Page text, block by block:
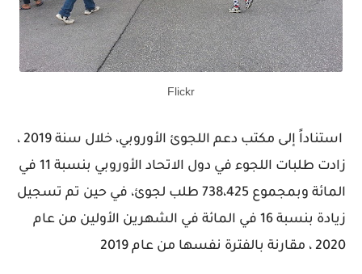
Flickr
استناداً إلى مكتب دعم اللجوئ الأوروبي، خلال سنة 2019 ،
زادت طلبات اللجوء في دول الاتحاد الأوروبي بنسبة 11 في
المائة وبمجموع 738،425 طلب لجوئ، في حين تم تسجيل
زيادة بنسبة 16 في المائة في الشهرين الأولين من عام
2020 ، مقارنة بالفترة نفسها من عام 2019